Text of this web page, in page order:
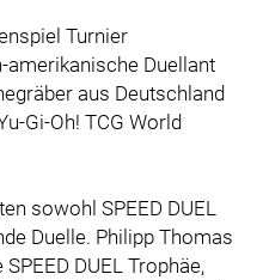
Turnier
Duellant
aus Deutschland
Gi-Oh! TCG World
sowohl SPEED DUEL
Duelle. Philipp Thomas
DUEL Trophäe,